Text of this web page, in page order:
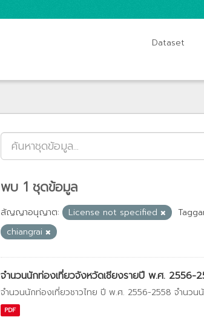
Dataset
พบ 1 ชุดข้อมูล
สัญญาอนุญาต: License not specified
chiangrai
จำนวนนักท่องเที่ยวจังหวัดเชียงรายปี พ.ศ. 2556-
จำนวนนักท่องเที่ยวชาวไทย ปี พ.ศ. 2556-2558 จำนวน
PDF